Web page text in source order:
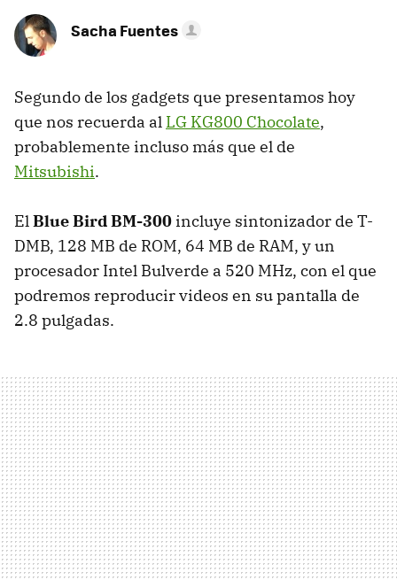
Sacha Fuentes
Segundo de los gadgets que presentamos hoy
que nos recuerda al LG KG800 Chocolate,
probablemente incluso más que el de
Mitsubishi.
ElBlue Bird BM-300 incluye sintonizador de T-
DMB, 128 MB de ROM, 64 MB de RAM, y un
procesador Intel Bulverde a 520 MHz, con el que
podremos reproducir videos en su pantalla de
2.8 pulgadas.